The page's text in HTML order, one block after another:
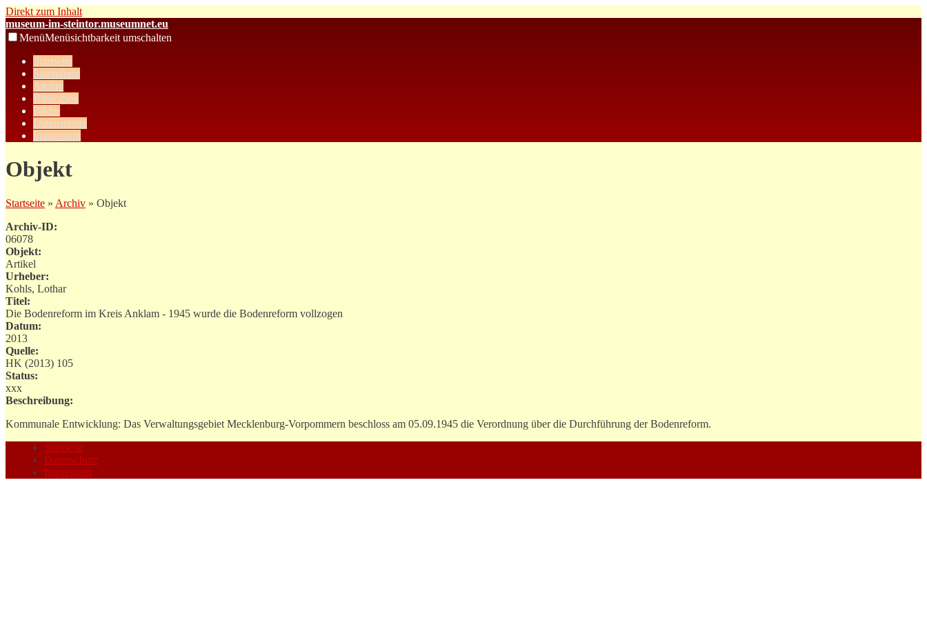
Direkt zum Inhalt
museum-im-steintor.museumnet.eu
MenüMenüsichtbarkeit umschalten
Startseite
Sammlung
Archiv
Bibliothek
Bilder
Datenschutz
Impressum
Objekt
Startseite » Archiv » Objekt
Archiv-ID:
06078
Objekt:
Artikel
Urheber:
Kohls, Lothar
Titel:
Die Bodenreform im Kreis Anklam - 1945 wurde die Bodenreform vollzogen
Datum:
2013
Quelle:
HK (2013) 105
Status:
xxx
Beschreibung:
Kommunale Entwicklung: Das Verwaltungsgebiet Mecklenburg-Vorpommern beschloss am 05.09.1945 die Verordnung über die Durchführung der Bodenreform.
Startseite
Datenschutz
Impressum